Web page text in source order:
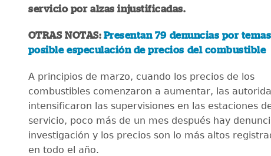
servicio por alzas injustificadas.
OTRAS NOTAS: Presentan 79 denuncias por
posible especulación de precios del combustible
A principios de marzo, cuando los precios de los
combustibles comenzaron a aumentar, las
intensificaron las supervisiones en las estaciones
servicio, poco más de un mes después hay
investigación y los precios son lo más altos
en todo el año.